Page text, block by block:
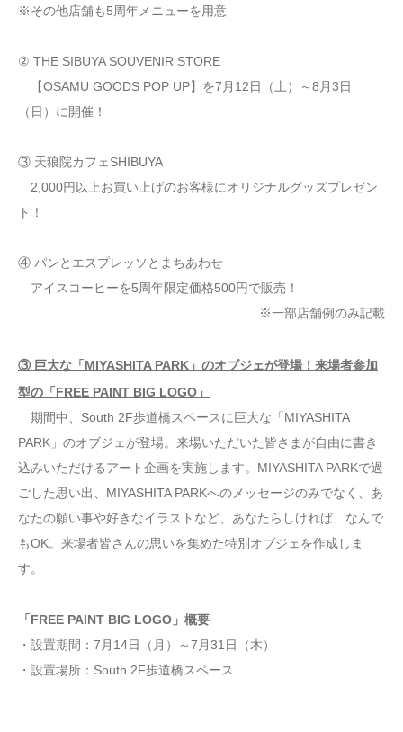
※その他店舗も5周年メニューを用意
② THE SIBUYA SOUVENIR STORE
【OSAMU GOODS POP UP】を7月12日（土）～8月3日
（日）に開催！
③ 天狼院カフェSHIBUYA
2,000円以上お買い上げのお客様にオリジナルグッズプレゼン
ト！
④ パンとエスプレッソとまちあわせ
アイスコーヒーを5周年限定価格500円で販売！
※一部店舗例のみ記載
③ 巨大な「MIYASHITA PARK」のオブジェが登場！来場者参加
型の「FREE PAINT BIG LOGO」
期間中、South 2F歩道橋スペースに巨大な「MIYASHITA
PARK」のオブジェが登場。来場いただいた皆さまが自由に書き
込みいただけるアート企画を実施します。MIYASHITA PARKで過
ごした思い出、MIYASHITA PARKへのメッセージのみでなく、あ
なたの願い事や好きなイラストなど、あなたらしければ、なんで
もOK。来場者皆さんの思いを集めた特別オブジェを作成しま
す。
「FREE PAINT BIG LOGO」概要
・設置期間：7月14日（月）～7月31日（木）
・設置場所：South 2F歩道橋スペース